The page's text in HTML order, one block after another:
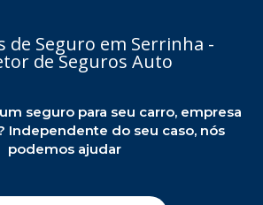
de Seguro em Serrinha -
de Seguros Auto
seguro para seu carro, empresa
Independente do seu caso, nós
podemos ajudar